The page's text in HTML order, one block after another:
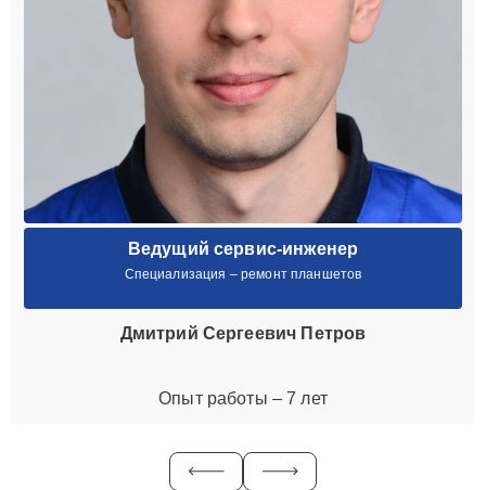
Ведущий сервис-инженер
Специализация – ремонт планшетов
Дмитрий Сергеевич Петров
Опыт работы – 7 лет